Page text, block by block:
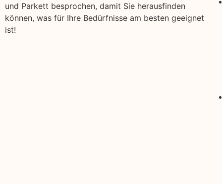
und Parkett besprochen, damit Sie herausfinden
können, was für Ihre Bedürfnisse am besten geeignet
ist!